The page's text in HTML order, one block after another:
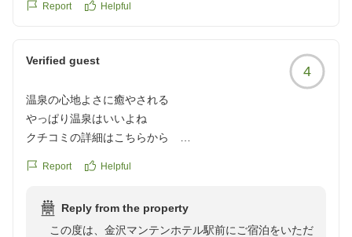
Report Helpful
Verified guest
4
温泉の心地よさに癒やされる
やっぱり温泉はいいよね
クチコミの詳細はこちらから
reviewId=33123478495032
Report Helpful
Reply from the property
この度は、金沢マンテンホテル駅前にご宿泊をいただ